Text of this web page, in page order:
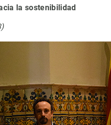
la sostenibilidad